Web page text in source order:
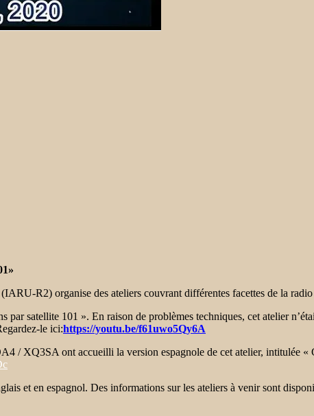
R2) organise des ateliers couvrant différentes facettes de la radio
satellite 101 ». En raison de problèmes techniques, cet atelier
le ici:https://youtu.be/f61uwo5Qy6A
/ XQ3SA ont accueilli la version espagnole de cet atelier, intitulée «
et en espagnol. Des informations sur les ateliers à venir sont